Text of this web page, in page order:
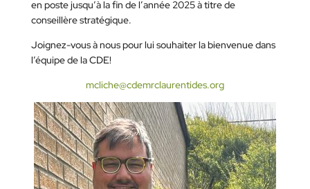
en poste jusqu’à la fin de l’année 2025 à titre de
conseillère stratégique.
Joignez-vous à nous pour lui souhaiter la bienvenue dans
l’équipe de la CDE!
mcliche@cdemrclaurentides.org